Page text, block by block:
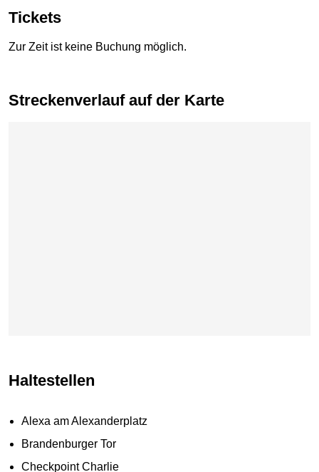
Tickets
Zur Zeit ist keine Buchung möglich.
Streckenverlauf auf der Karte
Haltestellen
Alexa am Alexanderplatz
Brandenburger Tor
Checkpoint Charlie